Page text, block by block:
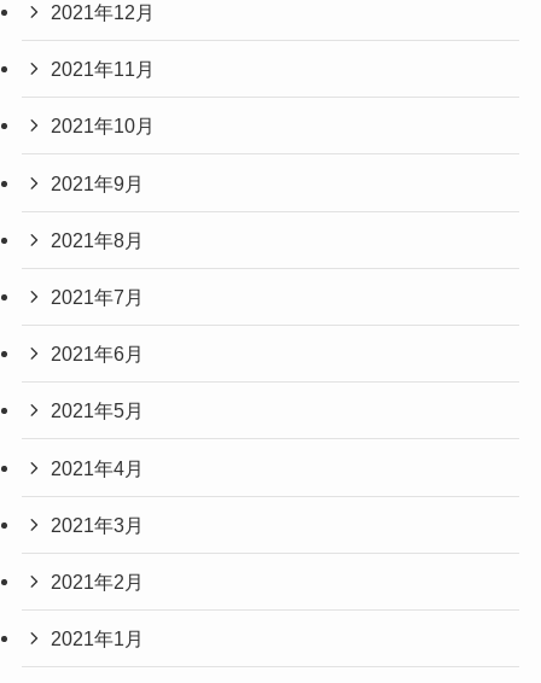
2021年12月
2021年11月
2021年10月
2021年9月
2021年8月
2021年7月
2021年6月
2021年5月
2021年4月
2021年3月
2021年2月
2021年1月